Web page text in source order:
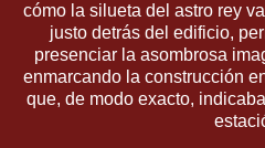
cómo la silueta del astro rey
justo detrás del edificio,
presenciar la asombrosa
enmarcando la construcción
que, de modo exacto,